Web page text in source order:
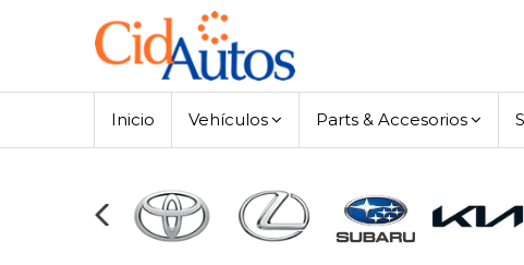
Inicio Vehículos Parts & Accesorios